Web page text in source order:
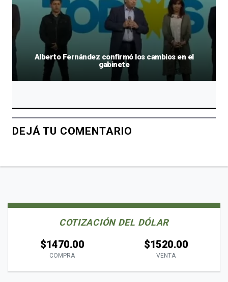
Alberto Fernández confirmó los cambios en el
gabinete
DEJÁ TU COMENTARIO
COTIZACIÓN DEL DÓLAR
$1470.00
COMPRA
$1520.00
VENTA